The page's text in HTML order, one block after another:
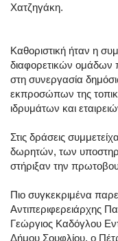
Χατζηγάκη.
Καθοριστική ήταν η
διαφορετικών ομάδων
στη συνεργασία
εκπροσώπων της
ιδρυμάτων και
Στις δράσεις
δωρητών, των
στήριξαν την
Πιο συγκεκριμένα
Αντιπεριφερειάρχης
Γεώργιος Καδόγλου
Δήμου Σουφλίου, ο